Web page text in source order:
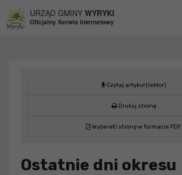
URZĄD GMINY WYRYKI
Oficjalny Serwis Internetowy
Czytaj artykuł (lektor)
Drukuj stronę
Wyświetl stronę w formacie PDF
Ostatnie dni okresu